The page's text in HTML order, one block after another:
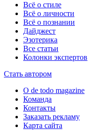
Всё о стиле
Всё о личности
Всё о познании
Дайджест
Эзотерика
Все статьи
Колонки экспертов
Стать автором
О de todo magazine
Команда
Контакты
Заказать рекламу
Карта сайта